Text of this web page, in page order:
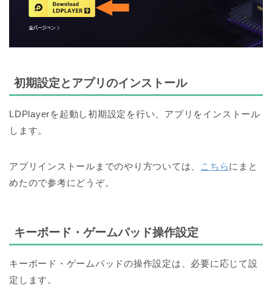
初期設定とアプリのインストール
LDPlayerを起動し初期設定を行い、アプリをインストール
します。
アプリインストールまでのやり方ついては、 こちらにまと
めたので参考にどうぞ。
キーボード・ゲームパッド操作設定
キーボード・ゲームパッドの操作設定は、 必要に応じて設
定します。